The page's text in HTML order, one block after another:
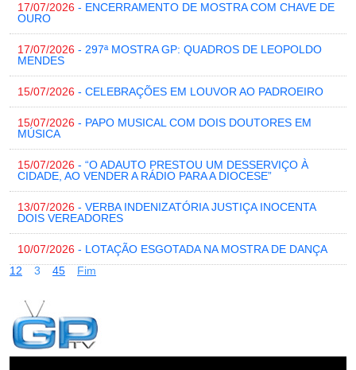
17/07/2026 - ENCERRAMENTO DE MOSTRA COM CHAVE DE
OURO
17/07/2026 - 297ª MOSTRA GP: QUADROS DE LEOPOLDO
MENDES
15/07/2026 - CELEBRAÇÕES EM LOUVOR AO PADROEIRO
15/07/2026 - PAPO MUSICAL COM DOIS DOUTORES EM
MÚSICA
15/07/2026 - “O ADAUTO PRESTOU UM DESSERVIÇO À
CIDADE, AO VENDER A RÁDIO PARA A DIOCESE”
13/07/2026 - VERBA INDENIZATÓRIA JUSTIÇA INOCENTA
DOIS VEREADORES
10/07/2026 - LOTAÇÃO ESGOTADA NA MOSTRA DE DANÇA
1 2 3 45 Fim